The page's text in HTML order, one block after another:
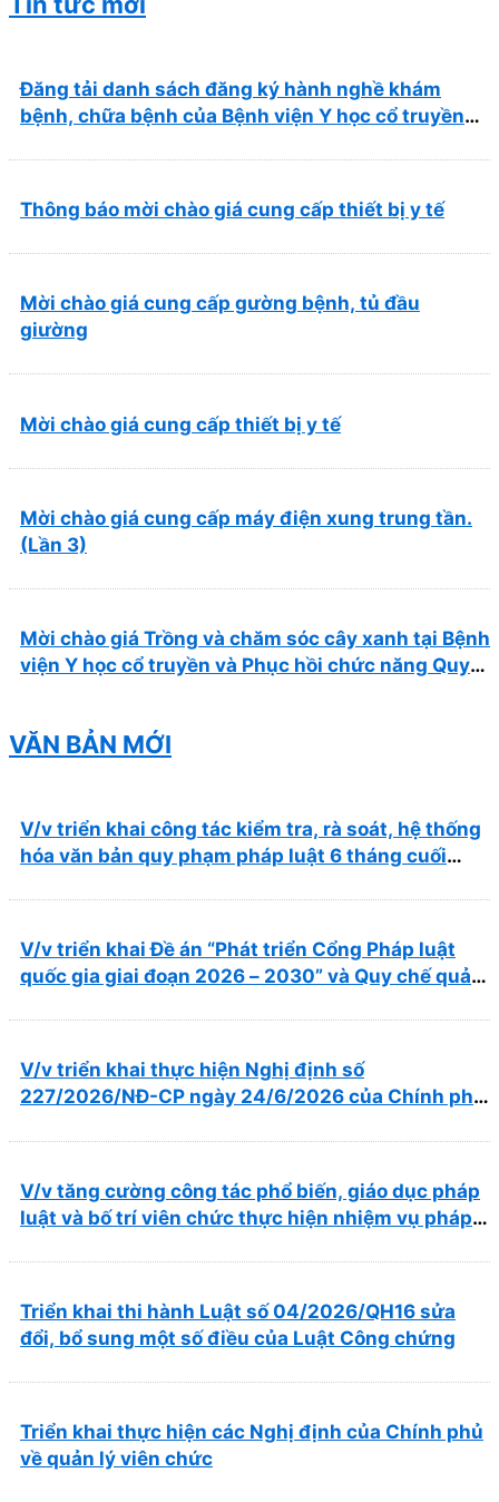
Đăng tải danh sách đăng ký hành nghề khám
bệnh, chữa bệnh của Bệnh viện Y học cổ truyền
Thông báo mời chào giá cung cấp thiết bị y tế
Mời chào giá cung cấp gường bệnh, tủ đầu
giường
Mời chào giá cung cấp thiết bị y tế
Mời chào giá cung cấp máy điện xung trung tần.
(Lần 3)
Mời chào giá Trồng và chăm sóc cây xanh tại Bệnh
viện Y học cổ truyền và Phục hồi chức năng Quy
VĂN BẢN MỚI
V/v triển khai công tác kiểm tra, rà soát, hệ thống
hóa văn bản quy phạm pháp luật 6 tháng cuối
V/v triển khai Đề án “Phát triển Cổng Pháp luật
quốc gia giai đoạn 2026 – 2030” và Quy chế quản
V/v triển khai thực hiện Nghị định số
227/2026/NĐ-CP ngày 24/6/2026 của Chính phủ
trong lĩnh vực y tế
V/v tăng cường công tác phổ biến, giáo dục pháp
luật và bố trí viên chức thực hiện nhiệm vụ pháp
Triển khai thi hành Luật số 04/2026/QH16 sửa
đổi, bổ sung một số điều của Luật Công chứng
Triển khai thực hiện các Nghị định của Chính phủ
về quản lý viên chức